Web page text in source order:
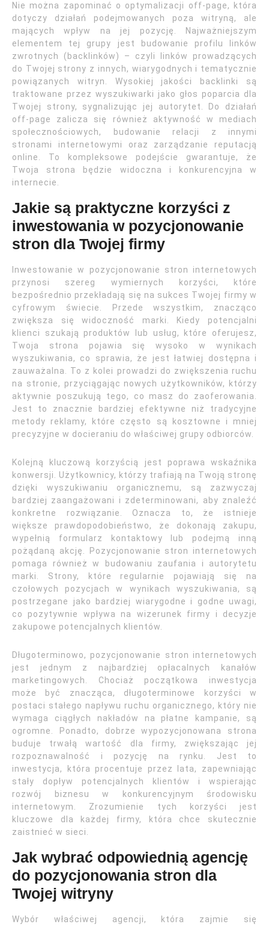
Nie można zapominać o optymalizacji off-page, która
dotyczy działań podejmowanych poza witryną, ale
mających wpływ na jej pozycję. Najważniejszym
elementem tej grupy jest budowanie profilu linków
zwrotnych (backlinków) – czyli linków prowadzących
do Twojej strony z innych, wiarygodnych i tematycznie
powiązanych witryn. Wysokiej jakości backlinki są
traktowane przez wyszukiwarki jako głos poparcia dla
Twojej strony, sygnalizując jej autorytet. Do działań
off-page zalicza się również aktywność w mediach
społecznościowych, budowanie relacji z innymi
stronami internetowymi oraz zarządzanie reputacją
online. To kompleksowe podejście gwarantuje, że
Twoja strona będzie widoczna i konkurencyjna w
internecie.
Jakie są praktyczne korzyści z
inwestowania w pozycjonowanie
stron dla Twojej firmy
Inwestowanie w pozycjonowanie stron internetowych
przynosi szereg wymiernych korzyści, które
bezpośrednio przekładają się na sukces Twojej firmy w
cyfrowym świecie. Przede wszystkim, znacząco
zwiększa się widoczność marki. Kiedy potencjalni
klienci szukają produktów lub usług, które oferujesz,
Twoja strona pojawia się wysoko w wynikach
wyszukiwania, co sprawia, że jest łatwiej dostępna i
zauważalna. To z kolei prowadzi do zwiększenia ruchu
na stronie, przyciągając nowych użytkowników, którzy
aktywnie poszukują tego, co masz do zaoferowania.
Jest to znacznie bardziej efektywne niż tradycyjne
metody reklamy, które często są kosztowne i mniej
precyzyjne w docieraniu do właściwej grupy odbiorców.
Kolejną kluczową korzyścią jest poprawa wskaźnika
konwersji. Użytkownicy, którzy trafiają na Twoją stronę
dzięki wyszukiwaniu organicznemu, są zazwyczaj
bardziej zaangażowani i zdeterminowani, aby znaleźć
konkretne rozwiązanie. Oznacza to, że istnieje
większe prawdopodobieństwo, że dokonają zakupu,
wypełnią formularz kontaktowy lub podejmą inną
pożądaną akcję. Pozycjonowanie stron internetowych
pomaga również w budowaniu zaufania i autorytetu
marki. Strony, które regularnie pojawiają się na
czołowych pozycjach w wynikach wyszukiwania, są
postrzegane jako bardziej wiarygodne i godne uwagi,
co pozytywnie wpływa na wizerunek firmy i decyzje
zakupowe potencjalnych klientów.
Długoterminowo, pozycjonowanie stron internetowych
jest jednym z najbardziej opłacalnych kanałów
marketingowych. Chociaż początkowa inwestycja
może być znacząca, długoterminowe korzyści w
postaci stałego napływu ruchu organicznego, który nie
wymaga ciągłych nakładów na płatne kampanie, są
ogromne. Ponadto, dobrze wypozycjonowana strona
buduje trwałą wartość dla firmy, zwiększając jej
rozpoznawalność i pozycję na rynku. Jest to
inwestycja, która procentuje przez lata, zapewniając
stały dopływ potencjalnych klientów i wspierając
rozwój biznesu w konkurencyjnym środowisku
internetowym. Zrozumienie tych korzyści jest
kluczowe dla każdej firmy, która chce skutecznie
zaistnieć w sieci.
Jak wybrać odpowiednią agencję
do pozycjonowania stron dla
Twojej witryny
Wybór właściwej agencji, która zajmie się